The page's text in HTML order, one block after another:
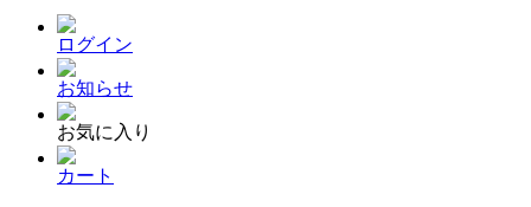
ログイン
お知らせ
お気に入り
カート